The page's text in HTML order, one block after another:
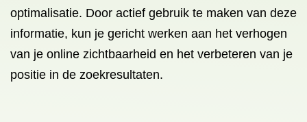
optimalisatie. Door actief gebruik te maken van deze
informatie, kun je gericht werken aan het verhogen
van je online zichtbaarheid en het verbeteren van je
positie in de zoekresultaten.